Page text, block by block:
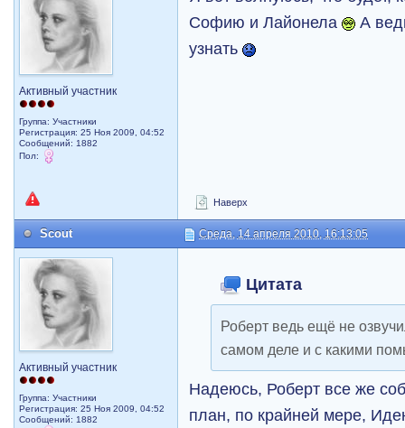
Активный участник
Группа: Участники
Регистрация: 25 Ноя 2009, 04:52
Сообщений: 1882
Пол:
Софию и Лайонела
А
узнать
Наверх
Scout Среда, 14 апреля 2010, 16:13:05
Активный участник
Группа: Участники
Регистрация: 25 Ноя 2009, 04:52
Сообщений: 1882
Цитата
Роберт ведь ещё не
самом деле и с какими
Надеюсь, Роберт все же
план, по крайней мере,